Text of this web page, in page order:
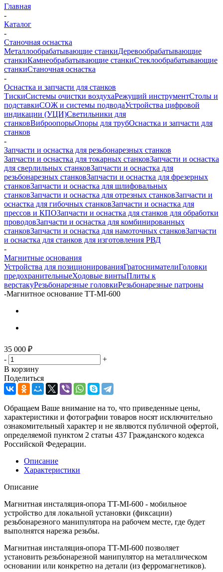
Главная
-
Каталог
-
Станочная оснастка
Металлообрабатывающие станкиДеревообрабатывающие
станкиКамнеобрабатывающие станкиСтеклообрабатывающие
станкиСтаночная оснастка
-
Оснастка и запчасти для станков
ТискиСистемы очистки воздухаРежущий инструментСтолы и
подставкиСОЖ и системы подводаУстройства цифровой
индикации (УЦИ)Светильники для
станковВиброопорыОпоры для трубОснастка и запчасти для
станков
-
Запчасти и оснастка для резьбонарезных станков
Запчасти и оснастка для токарных станковЗапчасти и оснастка
для сверлильных станковЗапчасти и оснастка для
резьбонарезных станковЗапчасти и оснастка для фрезерных
станковЗапчасти и оснастка для шлифовальных
станковЗапчасти и оснастка для отрезных станковЗапчасти и
оснастка для гибочных станковЗапчасти и оснастка для
прессов и КПОЗапчасти и оснастка для станков для обработки
проводовЗапчасти и оснастка для комбинированных
станковЗапчасти и оснастка для намоточных станковЗапчасти
и оснастка для станков для изготовления РВД
-
Магнитные основания
Устройства для позиционированияГратоснимателиГоловки
предохранительныеХодовые винтыПлиты к
верстакуРезьбонарезные головкиРезьбонарезные патроны
-Магнитное основание TT-MI-600
35 000 ₽
-
+
В корзину
Поделиться
Обращаем Ваше внимание на то, что приведенные цены,
характеристики и фотографии товаров носят исключительно
ознакомительный характер и не являются публичной офертой,
определяемой пунктом 2 статьи 437 Гражданского кодекса
Российской Федерации.
Описание
Характеристики
Описание
Магнитная инсталяция-опора TT-MI-600 - мобильное
устройство для локальной установки (фиксации)
резьбонарезного манипулятора на рабочем месте, где будет
выполнятся нарезка резьбы.
Магнитная инсталяция-опора TT-MI-600 позволяет
установить резьбонарезной манипулятор на металлическом
основании или конкретно на детали (из ферромагнетиков).